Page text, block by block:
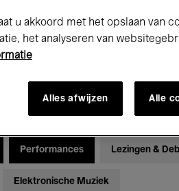
Performances Lezingen &
Elektronische Muziek
u akkoord met het opslaan van
het analyseren van
Alles afwijzen Alle